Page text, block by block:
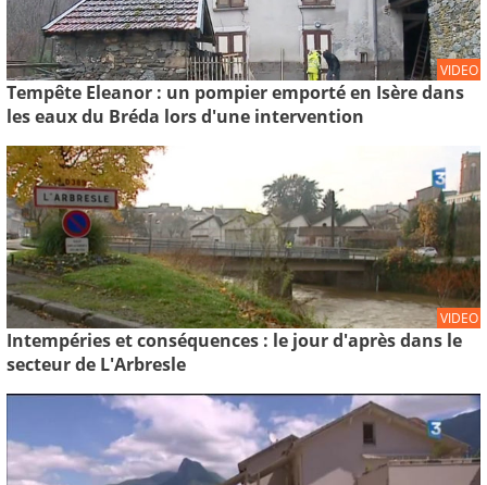
VIDEO
Tempête Eleanor : un pompier emporté en Isère dans
les eaux du Bréda lors d'une intervention
VIDEO
Intempéries et conséquences : le jour d'après dans le
secteur de L'Arbresle